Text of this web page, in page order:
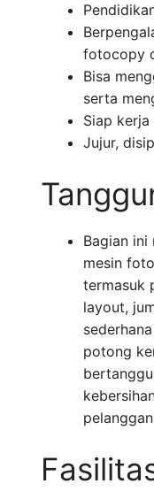
fotocopy
Bisa
serta
Siap
Jujur,
Bagian
mesin
termasuk
layout,
potong